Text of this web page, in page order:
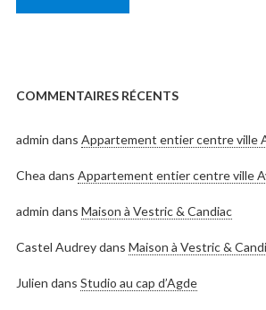
COMMENTAIRES RÉCENTS
admin dans Appartement entier centre ville
Chea dans Appartement entier centre ville
admin dans Maison à Vestric & Candiac
Castel Audreydans Maison à Vestric &
Julien dans Studio au cap d’Agde